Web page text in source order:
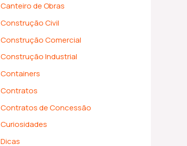
Canteiro de Obras
Construção Civil
Construção Comercial
Construção Industrial
Containers
Contratos
Contratos de Concessão
Curiosidades
Dicas